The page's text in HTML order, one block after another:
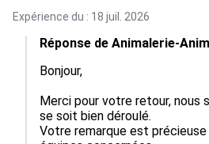
Expérience du : 18 juil. 2026
Réponse de Animalerie-
Bonjour,
Merci pour votre retour, nous
se soit bien déroulé.
Votre remarque est